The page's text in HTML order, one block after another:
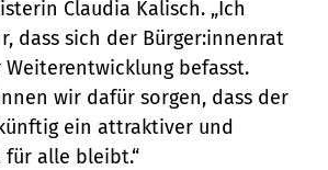
HH)
und
0
Claudia Kalisch. „Ich
dass sich der Bürger:innenrat
befasst.
wir dafür sorgen, dass der
ein attraktiver und
alle bleibt.“